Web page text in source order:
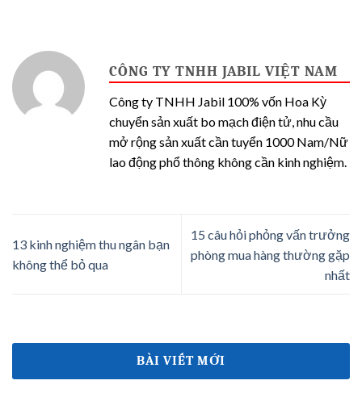
CÔNG TY TNHH JABIL VIỆT NAM
Công ty TNHH Jabil 100% vốn Hoa Kỳ
chuyển sản xuất bo mạch điện tử, nhu cầu
mở rộng sản xuất cần tuyển 1000 Nam/Nữ
lao động phổ thông không cần kinh nghiệm.
13 kinh nghiệm thu ngân bạn
không thể bỏ qua
15 câu hỏi phỏng vấn trưởng
phòng mua hàng thường gặp
nhất
BÀI VIẾT MỚI